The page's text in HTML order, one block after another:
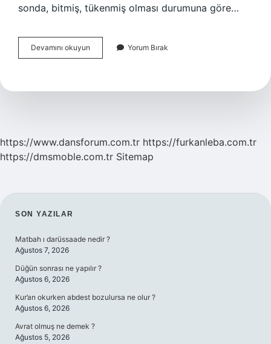
sonda, bitmiş, tükenmiş olması durumuna göre…
Devamını okuyun
Damarına
Demek
Yorum Bırak
https://www.dansforum.com.tr https://furkanleba.com.tr
https://dmsmoble.com.tr Sitemap
SIDEBAR
SON YAZILAR
Matbah ı darüssaade nedir ?
Ağustos 7, 2026
Düğün sonrası ne yapılır ?
Ağustos 6, 2026
Kur’an okurken abdest bozulursa ne olur ?
Ağustos 6, 2026
Avrat olmuş ne demek ?
Ağustos 5, 2026